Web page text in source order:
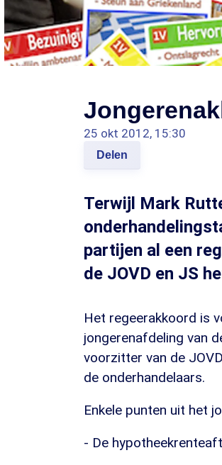
25 okt 2012, 15:30
Delen
Terwijl Mark
partijen al een
de JOVD en JS
Het regeerakkoord is
jongerenafdeling van
voorzitter van de
de onderhandelaars.
Enkele punten uit het
- De